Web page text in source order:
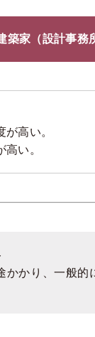
築家（設計事務
高い。
高い。
かかり、一般的